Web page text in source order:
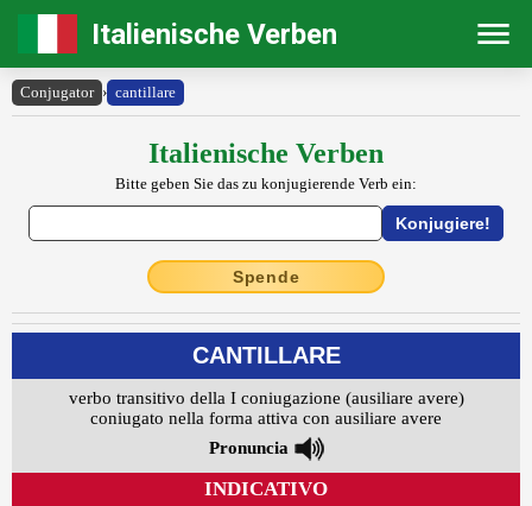
Italienische Verben
Conjugator › cantillare
Italienische Verben
Bitte geben Sie das zu konjugierende Verb ein:
Spende
CANTILLARE
verbo transitivo della I coniugazione (ausiliare avere)
coniugato nella forma attiva con ausiliare avere
Pronuncia
INDICATIVO